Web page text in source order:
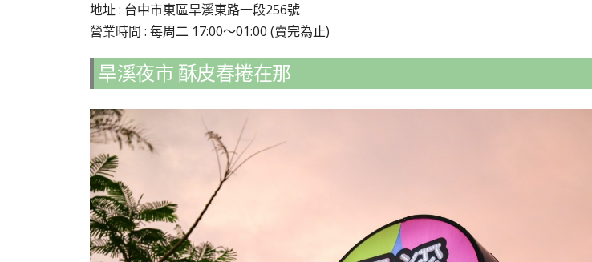
地址 : 台中市東區旱溪東路一段256號
營業時間 : 每周二 17:00～01:00 (賣完為止)
旱溪夜市 酥皮春捲在那